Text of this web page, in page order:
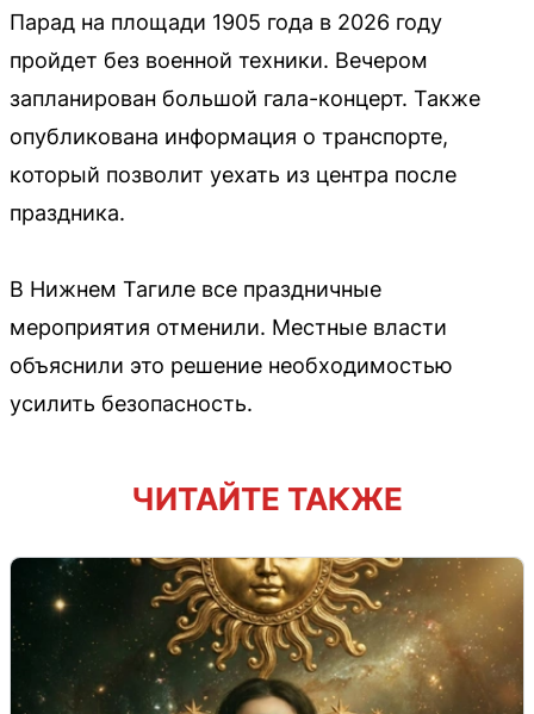
Парад на площади 1905 года в 2026 году
пройдет без военной техники. Вечером
запланирован большой гала-концерт. Также
опубликована информация о транспорте,
который позволит уехать из центра после
праздника.
В Нижнем Тагиле все праздничные
мероприятия отменили. Местные власти
объяснили это решение необходимостью
усилить безопасность.
ЧИТАЙТЕ ТАКЖЕ